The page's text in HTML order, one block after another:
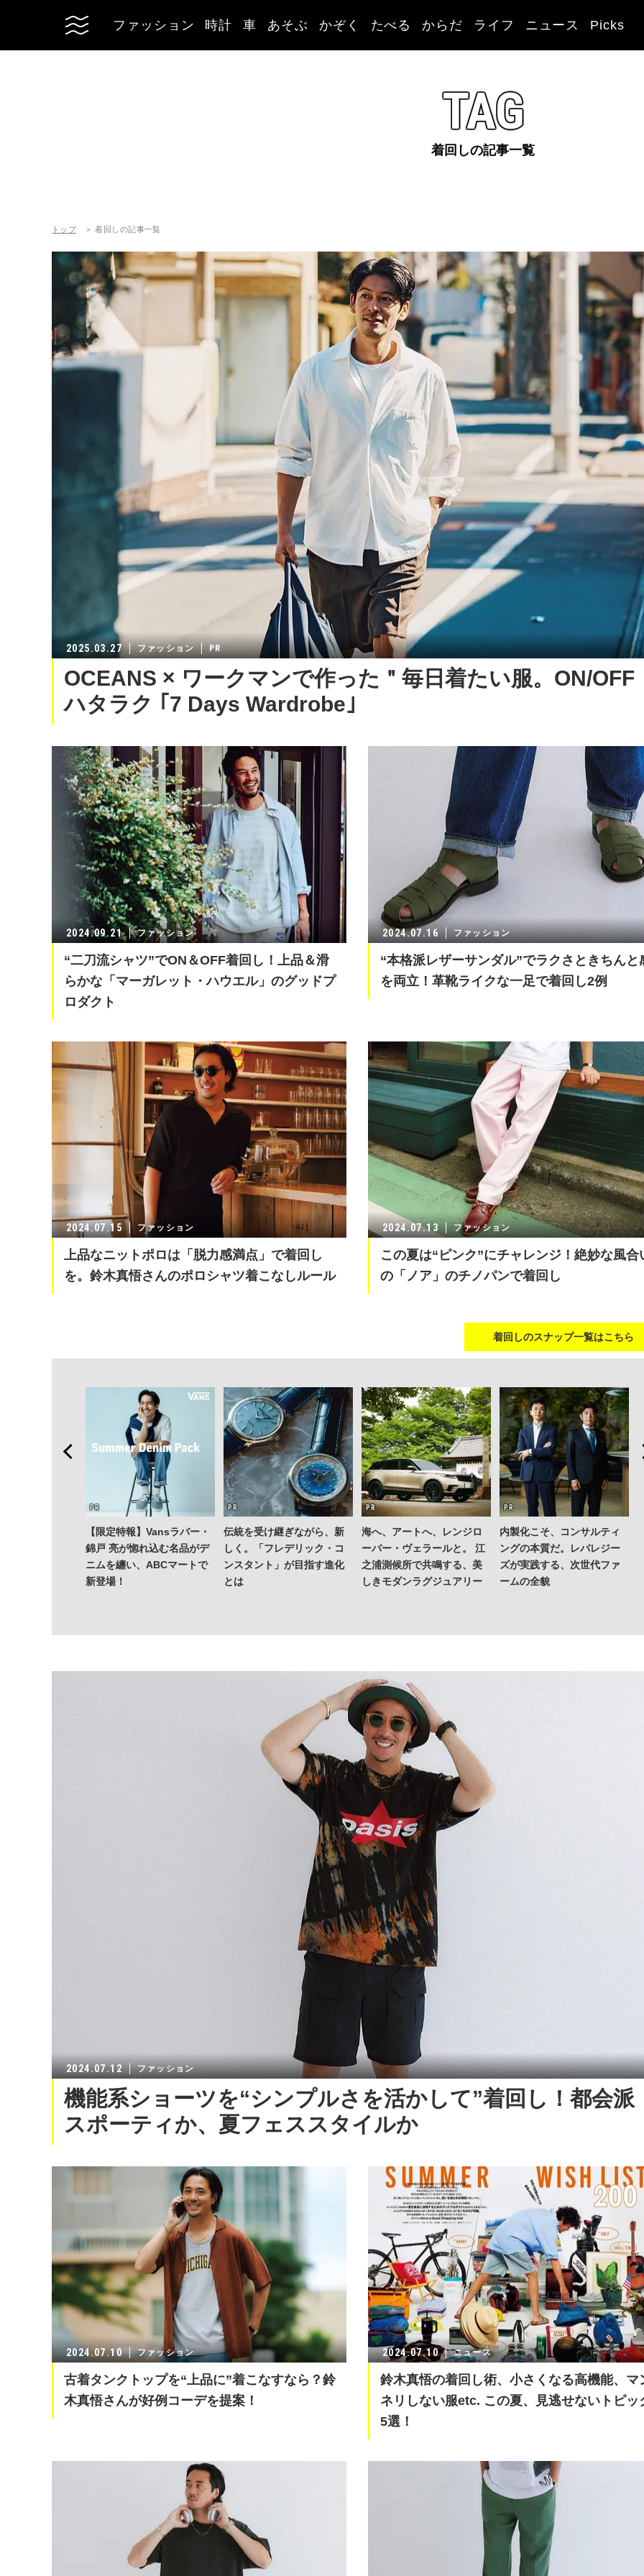
ファッション 時計 車 あそぶ かぞく たべる からだ ライフ ニュース Picks
TAG
着回しの記事一覧
トップ 着回しの記事一覧
2025.03.27 ファッション
OCEANS × ワークマンで作った＂毎日着たい服。ON/OFF
ハタラク ｢7 Days Wardrobe｣
2024.09.21 ファッション
“二刀流シャツ”でON＆OFF着回し！上品＆滑
らかな「マーガレット・ハウエル」のグッドプ
ロダクト
2024.07.16 ファッション
“本格派レザーサンダル”でラクさときちんと
を両立！革靴ライクな一足で着回し2例
2024.07.15 ファッション
上品なニットポロは「脱力感満点」で着回し
を。鈴木真悟さんのポロシャツ着こなしルール
2024.07.13 ファッション
この夏は“ピンク”にチャレンジ！絶妙な風合
の「ノア」のチノパンで着回し
着回しのスナップ一覧はこちら
【限定特報】Vansラバー・
錦戸 亮が惚れ込む名品がデ
ニムを纏い、ABCマートで
新登場！
伝統を受け継ぎながら、新
しく。「フレデリック・コ
ンスタント」が目指す進化
とは
海へ、アートへ、レンジロ
ーバー・ヴェラールと。 江
之浦測候所で共鳴する、美
しきモダンラグジュアリー
内製化こそ、コンサルティ
ングの本質だ。レバレジー
ズが実践する、次世代ファ
ームの全貌
2024.07.12 ファッション
機能系ショーツを“シンプルさを活かして”着回し！都会派
スポーティか、夏フェススタイルか
2024.07.10 ファッション
古着タンクトップを“上品に”着こなすなら？鈴
木真悟さんが好例コーデを提案！
2024.07.10 ニュース
鈴木真悟の着回し術、小さくなる高機能、マ
ネリしない服etc. この夏、見逃せないトピッ
5選！